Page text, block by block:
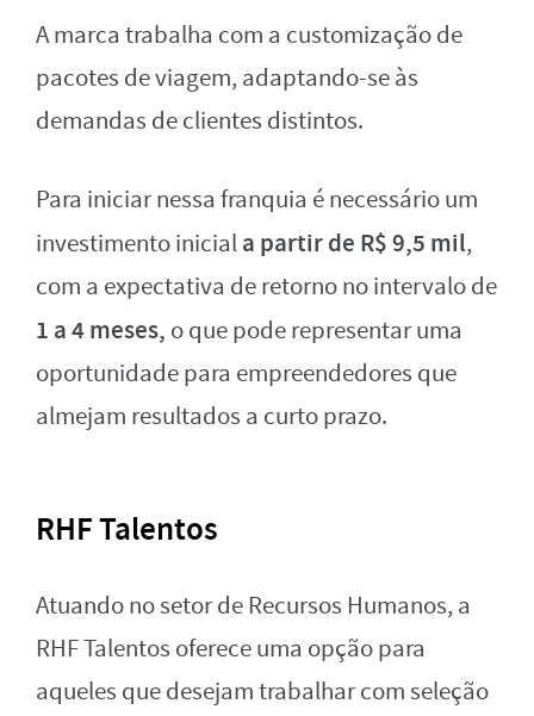
A marca trabalha com a customização de
pacotes de viagem, adaptando-se às
demandas de clientes distintos.
Para iniciar nessa franquia é necessário um
investimento iniciala partir de R$ 9,5 mil,
com a expectativa de retorno no intervalo de
1 a 4 meses, o que pode representar uma
oportunidade para empreendedores que
almejam resultados a curto prazo.
RHF Talentos
Atuando no setor de Recursos Humanos, a
RHF Talentos oferece uma opção para
aqueles que desejam trabalhar com seleção